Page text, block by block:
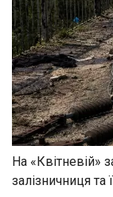
На «Квітневій»
залізничниця та